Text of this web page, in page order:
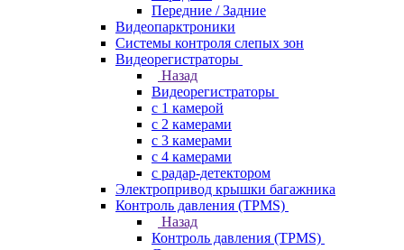
Передние / Задние
Видеопарктроники
Системы контроля слепых зон
Видеорегистраторы
Назад
Видеорегистраторы
с 1 камерой
с 2 камерами
с 3 камерами
с 4 камерами
с радар-детектором
Электропривод крышки багажника
Контроль давления (TPMS)
Назад
Контроль давления (TPMS)